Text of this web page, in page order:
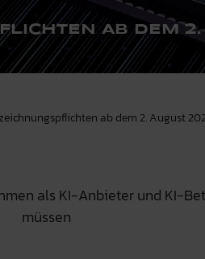
AB DEM
ab dem 2. August
als KI-Anbieter und KI-
müssen